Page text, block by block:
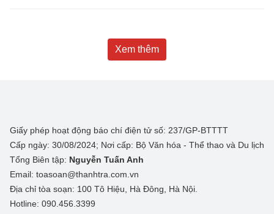
Xem thêm
Giấy phép hoạt động báo chí điện tử số: 237/GP-BTTTT
Cấp ngày: 30/08/2024; Nơi cấp: Bộ Văn hóa - Thể thao và Du lịch
Tổng Biên tập: Nguyễn Tuấn Anh
Email: toasoan@thanhtra.com.vn
Địa chỉ tòa soạn: 100 Tô Hiệu, Hà Đông, Hà Nội.
Hotline: 090.456.3399